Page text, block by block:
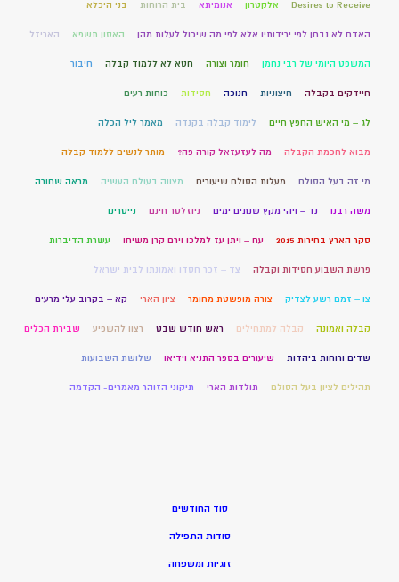
Desires to Receive אלקטרון אנומיתא בית הרוחות בני היכלא
האדם לא נבחן לפי ירידותיו אלא לפי מה שיכול לעלות מהן האסון תשפא האריזל
המשפט היומי של רבי נחמן חומר וצורה חטא לא ללמוד קבלה חיבור
חיידקים בקבלה חיצוניות חנוכה חסידות כוחות רעים
לג – מי האיש החפץ חיים לימוד קבלה בקנדה מאמר ליל הכלה
מבוא לחכמת הקבלה מה לעזעזאל קורה פה? מותר לנשים ללמוד קבלה
מי זה בעל הסולם מעלות הסולם שיעורים מצווה בעולם העשיה מראה שחורה
משה רבנו נד – ויהי מקץ שנתים ימים ניוזלטר חינם נייטרינו
סקר הארץ בחירות 2015 עח – ויתן עז למלכו וירם קרן משיחו עשרת הדיברות
פרשת השבוע חסידות וקבלה צד – זכר חסדו ואמונתו לבית ישראל
צו – זמם רשע לצדיק צורה מופשטת מחומר ציון הארי קא – בקרוב עלי מרעים
קבלה ואמונה קבלה למתחילים ראש חודש שבט רצון להשפיע שבירת הכלים
שדים ורוחות ביהדות שיעורים בספר התניא וידיאו שלושת השבועות
תהילים לציון בעל הסולם תולדות הארי תיקוני הזוהר מאמרים- הקדמה
סוד החודשים
סודות התפילה
זוגיות ומשפחה